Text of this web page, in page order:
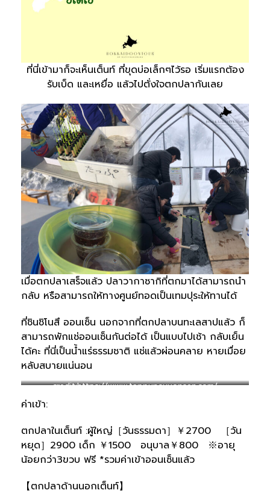
ที่นี่เข้ามาก็จะเห็นเต็นท์ ที่ขุดบ่อเล็กๆไว้รอ เริ่มแรกต้อง
รับเบ็ด และเหยื่อ แล้วไปตั่งใจตกปลากันเลย
เมื่อตกปลาเสร็จแล้ว ปลาวากาซากิที่ตกมาได้สามารถนำ
กลับ หรือสามารถให้ทางศูนย์ทอดเป็นเทมปุระให้ทานได้
ที่ชินชิโนสึ ออนเซ็น นอกจากที่ตกปลาบนทะเลสาปแล้ว ก็
สามารถพักแช่ออนเซ็นกันต่อได้ เป็นแบบไปเช้า กลับเย็น
ได้คะ ที่นี่เป็นน้ำแร่ธรรมชาติ แช่แล้วผ่อนคลาย หายเมื่อย
หลับสบายแน่นอน
credit:https://www.tappunoyuonsen.com/
ค่าเข้า:
ตกปลาในเต็นท์ :ผู้ใหญ่［วันธรรมดา］￥2700 ［วัน
หยุด］2900 เด็ก ￥1500 อนุบาล￥800 ※อายุ
น้อยกว่า3ขวบ ฟรี *รวมค่าเข้าออนเซ็นแล้ว
【ตกปลาด้านนอกเต็นท์】